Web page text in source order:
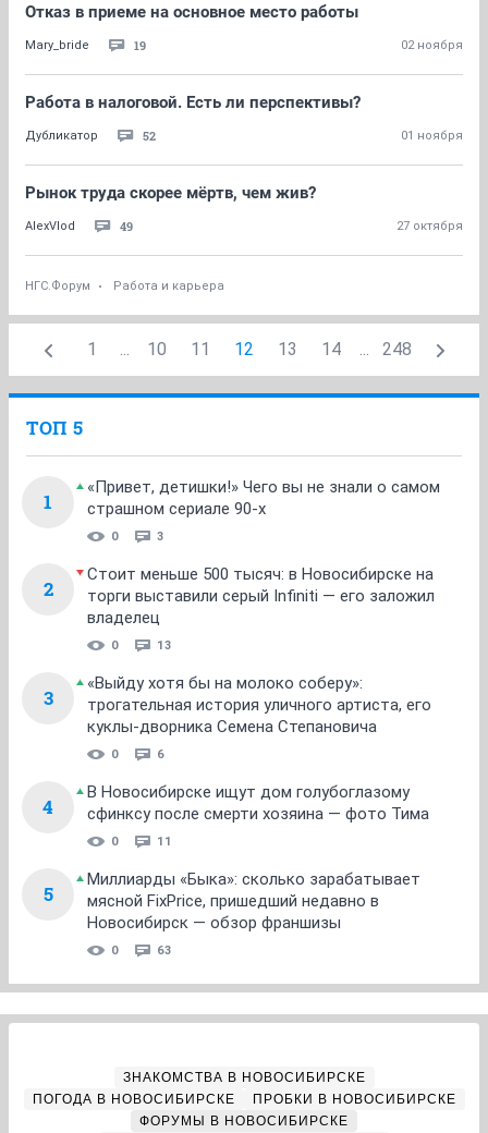
Отказ в приеме на основное место работы
Mary_bride 19 02 ноября
Работа в налоговой. Есть ли перспективы?
Дубликатор 52 01 ноября
Рынок труда скорее мёртв, чем жив?
AlexVlod 49 27 октября
НГС.Форум Работа и карьера
1 ... 10 11 12 13 14 ... 248
ТОП 5
1
«Привет, детишки!» Чего вы не знали о самом
страшном сериале 90-х
0 3
2
Стоит меньше 500 тысяч: в Новосибирске на
торги выставили серый Infiniti — его заложил
владелец
0 13
3
«Выйду хотя бы на молоко соберу»:
трогательная история уличного артиста, его
куклы-дворника Семена Степановича
0 6
4
В Новосибирске ищут дом голубоглазому
сфинксу после смерти хозяина — фото Тима
0 11
5
Миллиарды «Быка»: сколько зарабатывает
мясной FixPrice, пришедший недавно в
Новосибирск — обзор франшизы
0 63
ЗНАКОМСТВА В НОВОСИБИРСКЕ
ПОГОДА В НОВОСИБИРСКЕ
ПРОБКИ В НОВОСИБИРСКЕ
ФОРУМЫ В НОВОСИБИРСКЕ